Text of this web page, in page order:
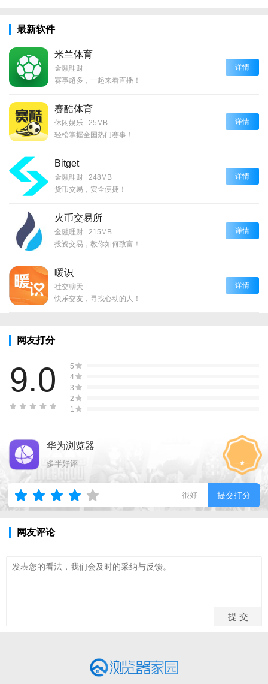
最新软件
米兰体育
金融理财 |
赛事超多，一起来看直播！
详情
赛酷体育
休闲娱乐 | 25MB
轻松掌握全国热门赛事！
详情
Bitget
金融理财 | 248MB
货币交易，安全便捷！
详情
火币交易所
金融理财 | 215MB
投资交易，教你如何致富！
详情
暖识
社交聊天 |
快乐交友，寻找心动的人！
详情
网友打分
9.0
5
4
3
2
1
华为浏览器
多半好评
很好 提交打分
网友评论